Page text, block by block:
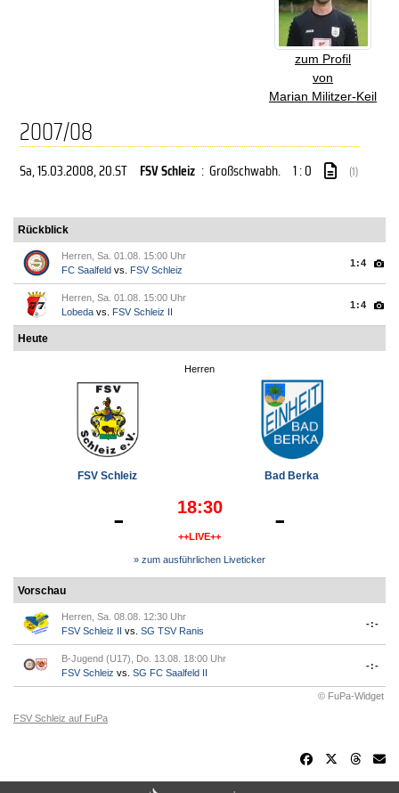
zum Profil
von
Marian Militzer-Keil
2007/08
Sa, 15.03.2008, 20.ST FSV Schleiz : Großschwabh. 1 : 0 (1)
Rückblick
Herren, Sa. 01.08. 15:00 Uhr
FC Saalfeld vs. FSV Schleiz
1:4
Herren, Sa. 01.08. 15:00 Uhr
Lobeda vs. FSV Schleiz II
1:4
Heute
Herren
FSV Schleiz Bad Berka
- 18:30
++LIVE++ -
» zum ausführlichen Liveticker
Vorschau
Herren, Sa. 08.08. 12:30 Uhr
FSV Schleiz II vs. SG TSV Ranis
-:-
B-Jugend (U17), Do. 13.08. 18:00 Uhr
FSV Schleiz vs. SG FC Saalfeld II
-:-
© FuPa-Widget
FSV Schleiz auf FuPa